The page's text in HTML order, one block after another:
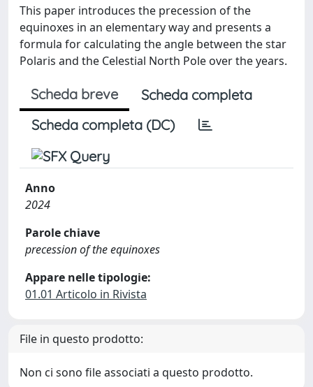
This paper introduces the precession of the
equinoxes in an elementary way and presents a
formula for calculating the angle between the star
Polaris and the Celestial North Pole over the years.
Scheda breve
Scheda completa
Scheda completa (DC)
Anno
2024
Parole chiave
precession of the equinoxes
Appare nelle tipologie:
01.01 Articolo in Rivista
File in questo prodotto:
Non ci sono file associati a questo prodotto.